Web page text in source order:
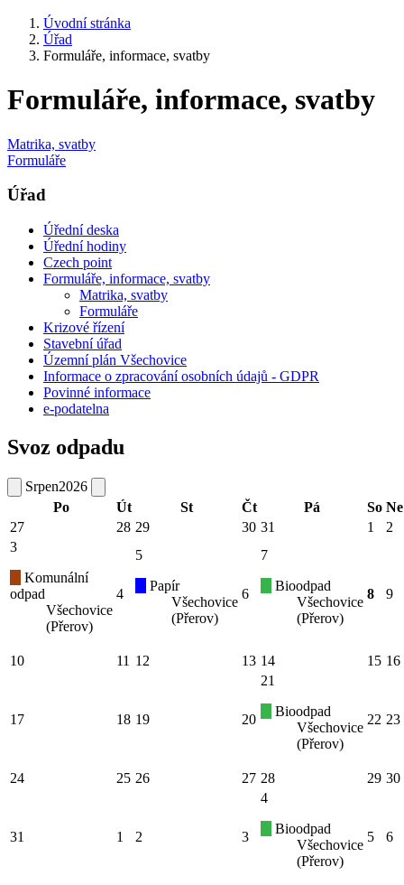
Úvodní stránka
Úřad
Formuláře, informace, svatby
Formuláře, informace, svatby
Matrika, svatby
Formuláře
Úřad
Úřední deska
Úřední hodiny
Czech point
Formuláře, informace, svatby
Matrika, svatby
Formuláře
Krizové řízení
Stavební úřad
Územní plán Všechovice
Informace o zpracování osobních údajů - GDPR
Povinné informace
e-podatelna
Svoz odpadu
Srpen2026
Po
Út St Čt Pá So Ne
27
28 29 30 31 1
2
3
Komunální
odpad
Všechovice
(Přerov)
4
5
Papír
Všechovice
(Přerov)
6
7
Bioodpad
Všechovice
(Přerov)
8 9
10 11 12 13 14 15 16
17 18 19 20
21
Bioodpad
Všechovice
(Přerov)
22 23
24 25 26 27 28 29 30
31 1 2 3
4
Bioodpad
Všechovice
(Přerov)
5 6